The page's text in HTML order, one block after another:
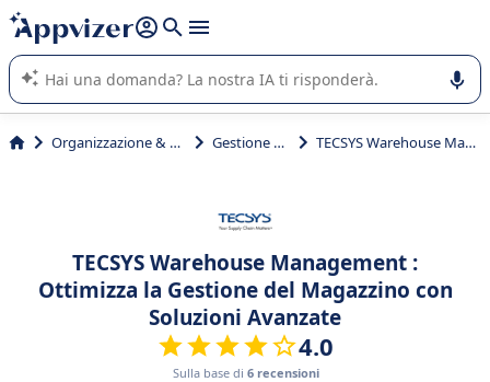
righe con
shift + enter
L'IA di Appvizer vi guida nell'utilizzo o nella scelta di un
software SaaS per la vostra azienda.
Organizzazione & planning Gestione scorte TECSYS Warehouse Management
TECSYS Warehouse Management :
Ottimizza la Gestione del Magazzino con
Soluzioni Avanzate
4.0
Sulla base di 6 recensioni